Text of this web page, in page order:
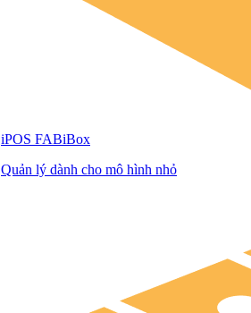
iPOS FABiBox
Quản lý dành cho mô hình nhỏ